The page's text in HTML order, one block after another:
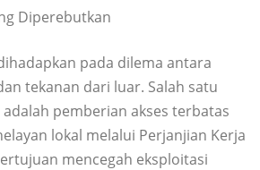
Diperebutkan
pada dilema antara
tekanan dari luar. Salah satu
pemberian akses terbatas
lokal melalui Perjanjian Kerja
mencegah eksploitasi